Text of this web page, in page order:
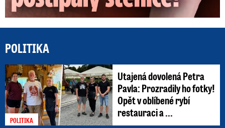
POLITIKA
POLITIKA
Utajená dovolená Petra
Pavla: Prozradily ho fotky!
Opět v oblíbené rybí
restauraci a ...